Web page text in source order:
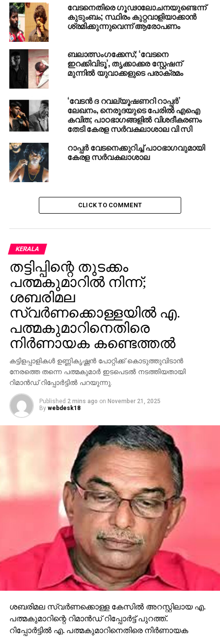
UP NEXT
നിയന്ത്രണ രേഖയില്‍ പാകിസ്താന്‍ സൈന്യം
നടത്തുന്ന ലംഘനങ്ങളില്‍ ഇന്ത്യയുടെ
മുന്നറിയിപ്പ്
DON'T MISS
ഡല്‍ഹി ഖാഇദെ മില്ലത്ത് സെന്റര്‍ ഉദ്ഘാടനം:
ഒരുക്കങ്ങള്‍ പുരോഗമിക്കുന്നു
വേടനെതിരെ ഗൂഢാലോചനയുണ്ടെന്ന്
കുടുംബം; സ്ഥിരം കുറ്റവാളിയാക്കാന്‍
ശ്രമിക്കുന്നുവെന്ന് ആരോപണം
ബലാത്സംഗക്കേസ്; ‘വേടനെ
ഇറക്കിവിടൂ’, തൃക്കാക്കര സ്റ്റേഷന്
മുന്നില്‍ യുവാക്കളുടെ പരാക്രമം
‘വേടന്‍ ദ റവല്യൂഷണറി റാപ്പര്‍’
ലേഖനം, നെരൂദയുടെ പേരില്‍ എഐ
കവിത; പാഠഭാഗങ്ങളില്‍ വിശദീകരണം
തേടി കേരള സർവകലാശാല വി സി
റാപ്പര്‍ വേടനെക്കുറിച്ച് പാഠഭാഗവുമായി
കേരള സര്‍വകലാശാല
CLICK TO COMMENT
KERALA
തട്ടിപ്പിന്റെ തുടക്കം
പത്മകുമാറില്‍ നിന്ന്;
ശബരിമല
സ്വര്‍ണക്കൊള്ളയില്‍ എ.
പത്മകുമാറിനെതിരെ
നിര്‍ണായക കണ്ടെത്തല്‍
കട്ടിളപ്പാളികള്‍ ഉണ്ണികൃഷ്ണന്‍ പോറ്റിക്ക് കൊടുത്തുവിടാന്‍
നേരത്തെ തന്നെ പത്മകുമാര്‍ ഇടപെടല്‍ നടത്തിയതായി
റിമാന്‍ഡ് റിപ്പോര്‍ട്ടില്‍ പറയുന്നു.
Published 2 mins ago on November 21, 2025
By webdesk18
ശബരിമല സ്വര്‍ണക്കൊള്ള കേസില്‍ അറസ്റ്റിലായ എ.
പത്മകുമാറിന്റെ റിമാന്‍ഡ് റിപ്പോര്‍ട്ട് പുറത്ത്.
റിപ്പോര്‍ട്ടില്‍ എ. പത്മകുമാറിനെതിരെ നിര്‍ണായക